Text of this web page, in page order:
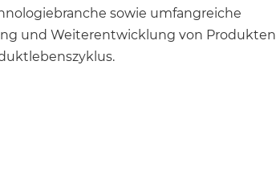
sowie umfangreiche
und Weiterentwicklung von Produkten